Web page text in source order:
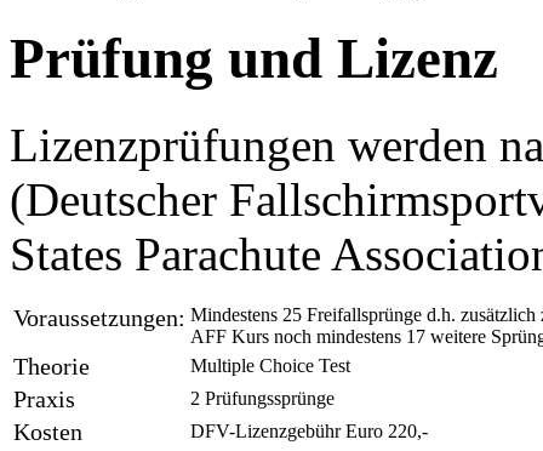
Prüfung und Lizenz
Lizenzprüfungen werden
(Deutscher
States Parachute
Voraussetzungen: Mindestens 25 Freifallsprünge d.h. zusätzlich
AFF Kurs noch mindestens 17 weitere
Theorie Multiple Choice Test
Praxis 2 Prüfungssprünge
Kosten DFV-Lizenzgebühr Euro 220,-